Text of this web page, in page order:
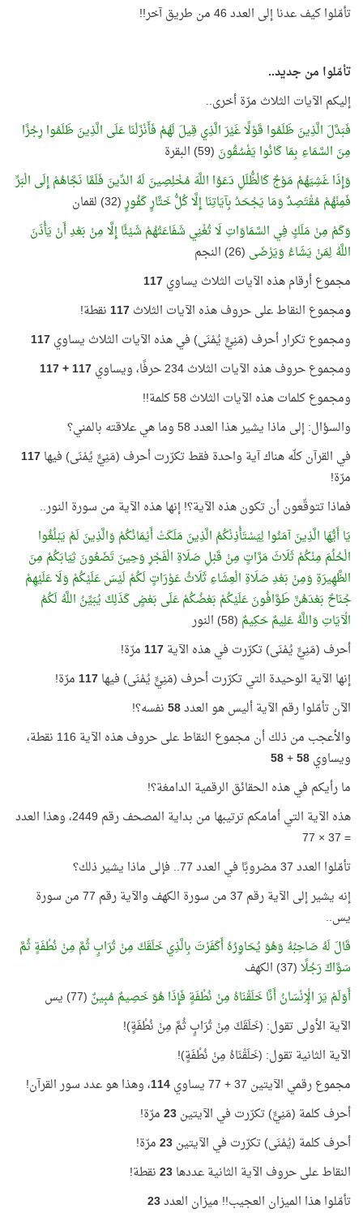
تأمّلوا كيف عدنا إلى العدد 46 من طريق آخر!!
تأمّلوا من جديد..
إليكم الآيات الثلاث مرّة أخرى..
فَبَدَّلَ الَّذِينَ ظَلَمُوا قَوْلًا غَيْرَ الَّذِي قِيلَ لَهُمْ فَأَنْزَلْنَا عَلَى الَّذِينَ ظَلَمُوا رِجْزًا
مِنَ السَّمَاءِ بِمَا كَانُوا يَفْسُقُونَ (59) البقرة
وَإِذَا غَشِيَهُمْ مَوْجٌ كَالْظُّلَلِ دَعَوُا اللَّهَ مُخْلِصِينَ لَهُ الدِّينَ فَلَمَّا نَجَّاهُمْ إِلَى الْبَرِّ
فَمِنْهُمْ مُقْتَصِدٌ وَمَا يَجْحَدُ بِآيَاتِنَا إِلَّا كُلُّ خَتَّارٍ كَفُورٍ(32) لقمان
وَكَمْ مِنْ مَلَكٍ فِي السَّمَاوَاتِ لَا تُغْنِي شَفَاعَتُهُمْ شَيْئًا إِلَّا مِنْ بَعْدِ أَنْ يَأْذَنَ
اللَّهُ لِمَنْ يَشَاءُ وَيَرْضَى (26) النجم
مجموع أرقام هذه الآيات الثلاث يساوي117
ومجموع النقاط على حروف هذه الآيات الثلاث117نقطة!
ومجموع تكرار أحرف (مَنِيٍّ يُمْنَى) في هذه الآيات الثلاث يساوي117
ومجموع حروف هذه الآيات الثلاث 234 حرفًا، ويساوي
117 + 117
ومجموع كلمات هذه الآيات الثلاث 58 كلمة!!
والسؤال: إلى ماذا يشير هذا العدد 58 وما هي علاقته بالمني؟
في القرآن كلّه هناك آية واحدة فقط تكرّرت أحرف (مَنِيٍّ يُمْنَى) فيها117
مرّة!
فماذا تتوقّعون أن تكون هذه الآية؟! إنها هذه الآية من سورة النور..
يَا أَيُّهَا الَّذِينَ آمَنُوا لِيَسْتَأْذِنْكُمُ الَّذِينَ مَلَكَتْ أَيْمَانُكُمْ وَالَّذِينَ لَمْ يَبْلُغُوا
الْحُلُمَ مِنْكُمْ ثَلَاثَ مَرَّاتٍ مِنْ قَبْلِ صَلَاةِ الْفَجْرِ وَحِينَ تَضَعُونَ ثِيَابَكُمْ مِنَ
الظَّهِيرَةِ وَمِنْ بَعْدِ صَلَاةِ الْعِشَاءِ ثَلَاثُ عَوْرَاتٍ لَكُمْ لَيْسَ عَلَيْكُمْ وَلَا عَلَيْهِمْ
جُنَاحٌ بَعْدَهُنَّ طَوَّافُونَ عَلَيْكُمْ بَعْضُكُمْ عَلَى بَعْضٍ كَذَلِكَ يُبَيِّنُ اللَّهُ لَكُمُ
الْآيَاتِ وَاللَّهُ عَلِيمٌ حَكِيمٌ (58) النور
أحرف (مَنِيٍّ يُمْنَى) تكرّرت في هذه الآية117مرّة!
إنها الآية الوحيدة التي تكرّرت أحرف (مَنِيٍّ يُمْنَى) فيها117مرّة!
الآن تأمّلوا رقم الآية أليس هو العدد58نفسه؟!
والأعجب من ذلك أن مجموع النقاط على حروف هذه الآية 116 نقطة،
ويساوي58
+
58
ما رأيكم في هذه الحقائق الرقمية الدامغة؟!
هذه الآية التي أمامكم ترتيبها من بداية المصحف رقم 2449، وهذا العدد
= 37 × 77
تأمّلوا العدد 37 مضروبًا في العدد 77.. فإلى ماذا يشير ذلك؟
إنه يشير إلى الآية رقم 37 من سورة الكهف والآية رقم 77 من سورة
يس..
قَالَ لَهُ صَاحِبُهُ وَهُوَ يُحَاوِرُهُ أَكَفَرْتَ بِالَّذِي خَلَقَكَ مِنْ تُرَابٍ ثُمَّ مِنْ نُطْفَةٍ ثُمَّ
سَوَّاكَ رَجُلًا(37) الكهف
أَوَلَمْ يَرَ الْإِنْسَانُ أَنَّا خَلَقْنَاهُ مِنْ نُطْفَةٍ فَإِذَا هُوَ خَصِيمٌ مُبِينٌ (77) يس
الآية الأولى تقول: (خَلَقَكَ مِنْ تُرَابٍ ثُمَّ مِنْ نُطْفَةٍ)!
الآية الثانية تقول: (خَلَقْنَاهُ مِنْ نُطْفَةٍ)!
مجموع رقمي الآيتين 37 + 77 يساوي
114، وهذا هو عدد سور القرآن!
أحرف كلمة (مَنِيٍّ) تكرّرت في الآيتين23مرّة!
أحرف كلمة (يُمْنَى) تكرّرت في الآيتين23مرّة!
النقاط على حروف الآية الثانية عددها23نقطة!
تأمّلوا هذا الميزان العجيب!! ميزان العدد23